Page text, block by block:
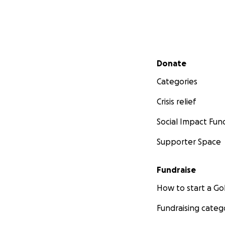
Secondary menu
Donate
Categories
Crisis relief
Social Impact
Supporter Space
Fundraise
How to start a
Fundraising